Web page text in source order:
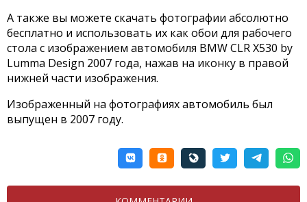
А также вы можете скачать фотографии абсолютно
бесплатно и использовать их как обои для рабочего
стола с изображением автомобиля BMW CLR X530 by
Lumma Design 2007 года, нажав на иконку в правой
нижней части изображения.
Изображенный на фотографиях автомобиль был
выпущен в 2007 году.